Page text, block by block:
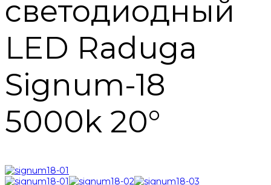
светодиодный
LED Raduga
Signum-18
5000k 20°